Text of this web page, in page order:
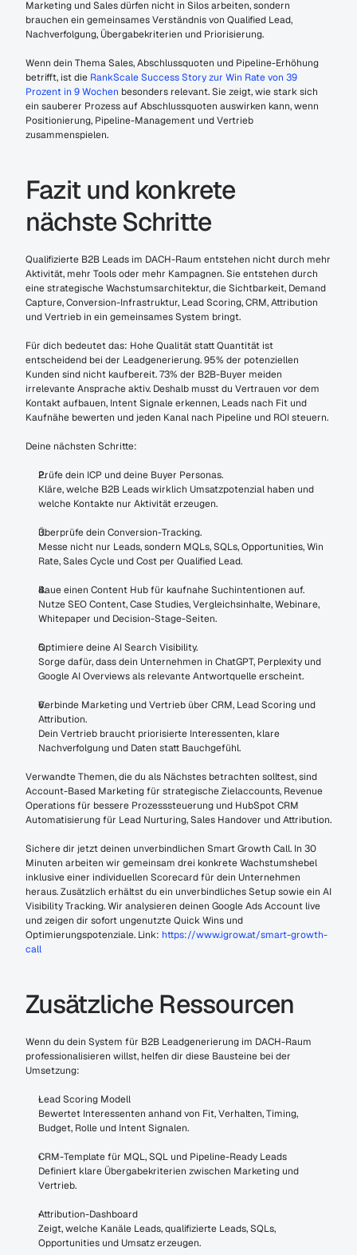
Marketing und Sales dürfen nicht in Silos arbeiten, sondern
brauchen ein gemeinsames Verständnis von Qualified Lead,
Nachverfolgung, Übergabekriterien und Priorisierung.
Wenn dein Thema Sales, Abschlussquoten und Pipeline-Erhöhung
betrifft, ist die RankScale Success Story zur Win Rate von 39
Prozent in 9 Wochen besonders relevant. Sie zeigt, wie stark sich
ein sauberer Prozess auf Abschlussquoten auswirken kann, wenn
Positionierung, Pipeline-Management und Vertrieb
zusammenspielen.
Fazit und konkrete
nächste Schritte
Qualifizierte B2B Leads im DACH-Raum entstehen nicht durch mehr
Aktivität, mehr Tools oder mehr Kampagnen. Sie entstehen durch
eine strategische Wachstumsarchitektur, die Sichtbarkeit, Demand
Capture, Conversion-Infrastruktur, Lead Scoring, CRM, Attribution
und Vertrieb in ein gemeinsames System bringt.
Für dich bedeutet das: Hohe Qualität statt Quantität ist
entscheidend bei der Leadgenerierung. 95% der potenziellen
Kunden sind nicht kaufbereit. 73% der B2B-Buyer meiden
irrelevante Ansprache aktiv. Deshalb musst du Vertrauen vor dem
Kontakt aufbauen, Intent Signale erkennen, Leads nach Fit und
Kaufnähe bewerten und jeden Kanal nach Pipeline und ROI steuern.
Deine nächsten Schritte:
Prüfe dein ICP und deine Buyer Personas.
Kläre, welche B2B Leads wirklich Umsatzpotenzial haben und
welche Kontakte nur Aktivität erzeugen.
Überprüfe dein Conversion-Tracking.
Messe nicht nur Leads, sondern MQLs, SQLs, Opportunities, Win
Rate, Sales Cycle und Cost per Qualified Lead.
Baue einen Content Hub für kaufnahe Suchintentionen auf.
Nutze SEO Content, Case Studies, Vergleichsinhalte, Webinare,
Whitepaper und Decision-Stage-Seiten.
Optimiere deine AI Search Visibility.
Sorge dafür, dass dein Unternehmen in ChatGPT, Perplexity und
Google AI Overviews als relevante Antwortquelle erscheint.
Verbinde Marketing und Vertrieb über CRM, Lead Scoring und
Attribution.
Dein Vertrieb braucht priorisierte Interessenten, klare
Nachverfolgung und Daten statt Bauchgefühl.
Verwandte Themen, die du als Nächstes betrachten solltest, sind
Account-Based Marketing für strategische Zielaccounts, Revenue
Operations für bessere Prozesssteuerung und HubSpot CRM
Automatisierung für Lead Nurturing, Sales Handover und Attribution.
Sichere dir jetzt deinen unverbindlichen Smart Growth Call. In 30
Minuten arbeiten wir gemeinsam drei konkrete Wachstumshebel
inklusive einer individuellen Scorecard für dein Unternehmen
heraus. Zusätzlich erhältst du ein unverbindliches Setup sowie ein AI
Visibility Tracking. Wir analysieren deinen Google Ads Account live
und zeigen dir sofort ungenutzte Quick Wins und
Optimierungspotenziale. Link: https://www.igrow.at/smart-growth-
call
Zusätzliche Ressourcen
Wenn du dein System für B2B Leadgenerierung im DACH-Raum
professionalisieren willst, helfen dir diese Bausteine bei der
Umsetzung:
Lead Scoring Modell
Bewertet Interessenten anhand von Fit, Verhalten, Timing,
Budget, Rolle und Intent Signalen.
CRM-Template für MQL, SQL und Pipeline-Ready Leads
Definiert klare Übergabekriterien zwischen Marketing und
Vertrieb.
Attribution-Dashboard
Zeigt, welche Kanäle Leads, qualifizierte Leads, SQLs,
Opportunities und Umsatz erzeugen.